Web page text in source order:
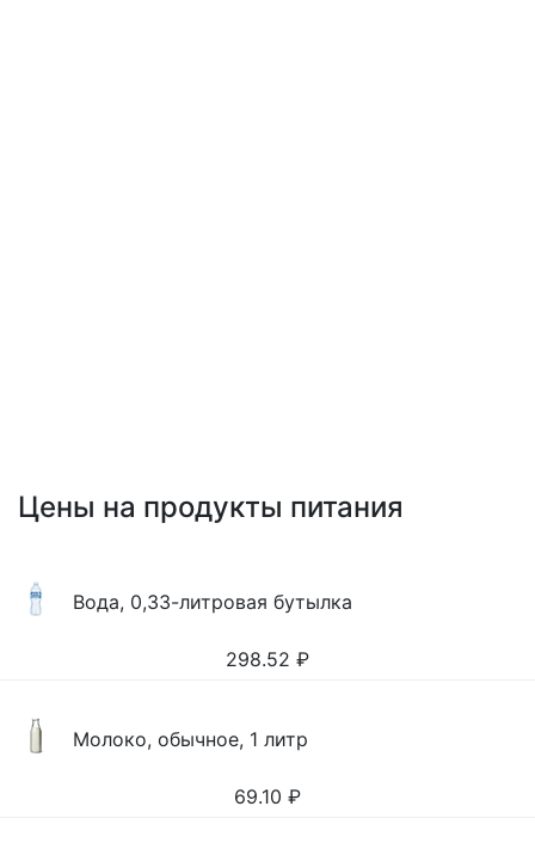
Цены на продукты питания
Вода, 0,33-литровая бутылка
298.52 ₽
Молоко, обычное, 1 литр
69.10 ₽